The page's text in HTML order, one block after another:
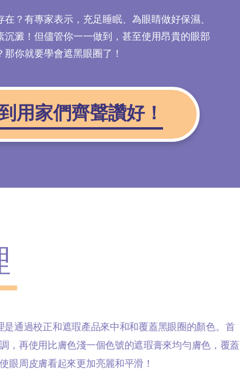
？有專家表示，充足睡眠、為眼睛做好保濕、
澱！但儘管你一一做到，甚至使用昂貴的眼部
你就要學會遮黑眼圈了！
用家們齊聲讚好！
通過校正和遮瑕產品來中和和覆蓋黑眼圈的顏色。首
，再使用比膚色淺一個色號的遮瑕膏來均勻膚色，覆蓋
眼周皮膚看起來更加亮麗和平滑！